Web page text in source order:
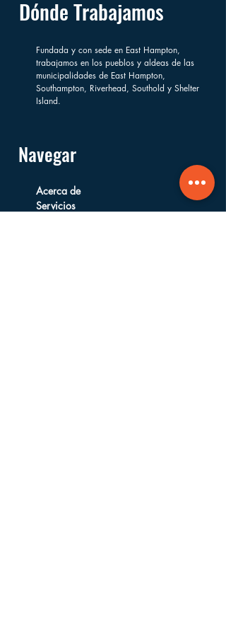
Dónde Trabajamos
Fundada y con sede en East Hampton,
trabajamos en los pueblos y aldeas de las
municipalidades de East Hampton,
Southampton, Riverhead, Southold y Shelter
Island.
Navegar
Acerca de
Servicios